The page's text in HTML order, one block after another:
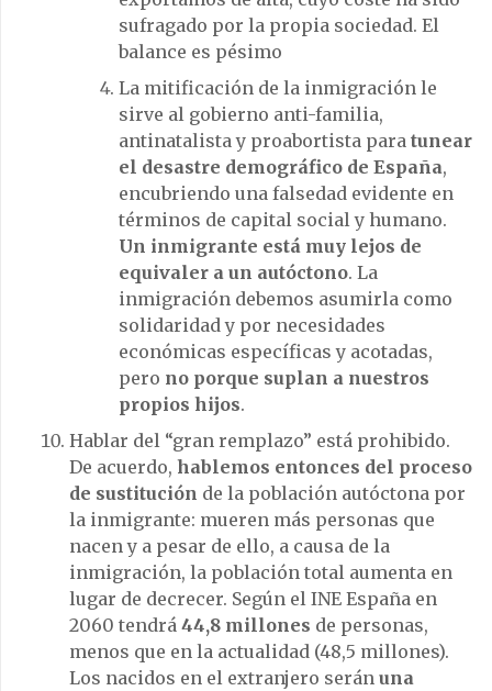
sufragado por la propia sociedad. El
balance es pésimo
La mitificación de la inmigración le
sirve al gobierno anti-familia,
antinatalista y proabortista para tunear
el desastre demográfico de España,
encubriendo una falsedad evidente en
términos de capital social y humano.
Un inmigrante está muy lejos de
equivaler a un autóctono. La
inmigración debemos asumirla como
solidaridad y por necesidades
económicas específicas y acotadas,
pero no porque suplan a nuestros
propios hijos.
Hablar del “gran remplazo” está prohibido.
De acuerdo, hablemos entonces del proceso
de sustitución de la población autóctona por
la inmigrante: mueren más personas que
nacen y a pesar de ello, a causa de la
inmigración, la población total aumenta en
lugar de decrecer. Según el INE España en
2060 tendrá 44,8 millones de personas,
menos que en la actualidad (48,5 millones).
Los nacidos en el extranjero serán una